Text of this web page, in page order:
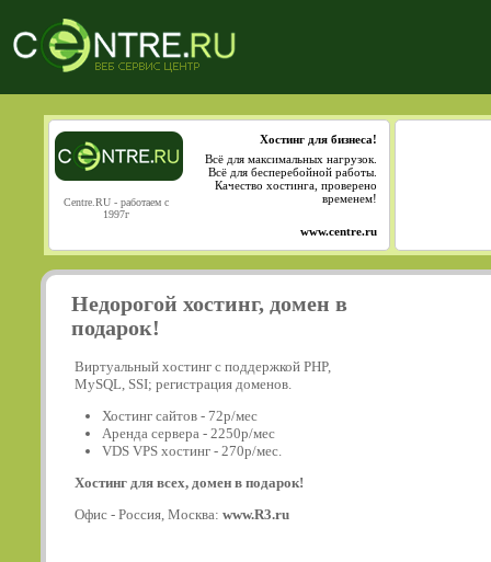
Centre.RU - работаем с
1997г
Хостинг для бизнеса!
Всё для максимальных нагрузок.
Всё для бесперебойной работы.
Качество хостинга, проверено
временем!
www.centre.ru
Недорогой хостинг, домен в
подарок!
Виртуальный хостинг с поддержкой PHP,
MySQL, SSI; регистрация доменов.
Хостинг сайтов - 72р/мес
Аренда сервера - 2250р/мес
VDS VPS хостинг - 270р/мес.
Хостинг для всех, домен в подарок!
Офис - Россия, Москва: www.R3.ru